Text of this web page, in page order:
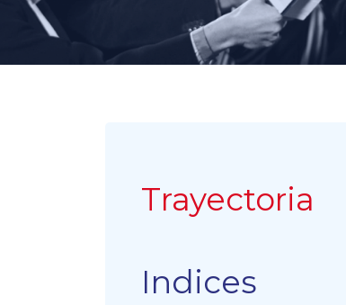
Trayectoria
Indices